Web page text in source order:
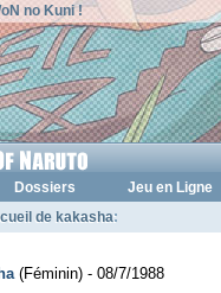
no Kuni !
Dossiers
Jeu en Ligne
de kakasha:
(Féminin) - 08/7/1988